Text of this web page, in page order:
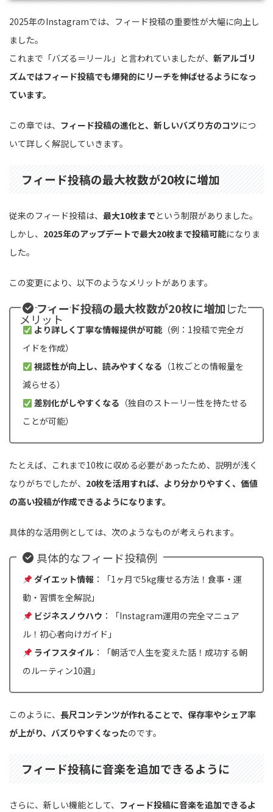
2025年のInstagramでは、フィード投稿の重要性が大幅に向上し
ました。
これまで「バズる＝リール」と言われていましたが、 新アルゴリ
ズムではフィード投稿でも爆発的にリーチを伸ばせるようになっ
ています。
この章では、 フィード投稿の進化と、新しいバズり方のコツにつ
いて詳しく解説していきます。
フィード投稿の最大枚数が20枚に増加
従来のフィード投稿は、 最大10枚までという制限がありました。
しかし、 2025年のアップデートで最大20枚まで投稿可能になりま
した。
この変更により、以下のようなメリットがあります。
フィード投稿の最大枚数が20枚に増加した
メリット
より詳しく丁寧な情報提供が可能（例：1投稿で完全ガ
イドを作成）
視認性が向上し、読みやすくなる （1枚ごとの情報量を
減らせる）
差別化がしやすくなる （独自のストーリー性を持たせる
ことが可能）
たとえば、これまで10枚に収める必要があったため、説明が浅く
なりがちでしたが、 20枚を活用すれば、より分かりやすく、価値
の高い投稿が作成できるようになります。
具体的な活用例としては、次のようなものが考えられます。
具体的なフィード投稿例
ダイエット情報：「1ヶ月で5kg痩せる方法！食事・運
動・習慣を全解説」
ビジネスノウハウ ：「Instagram運用の完全マニュア
ル！初心者向けガイド」
ライフスタイル：「朝活で人生を変えた話！成功する朝
のルーティン10選」
このように、 長尺コンテンツが作れることで、保存率やシェア率
が上がり、バズりやすくなったのです。
フィード投稿に音楽を追加できるように
さらに、新しい機能として、 フィード投稿に音楽を追加できるよ